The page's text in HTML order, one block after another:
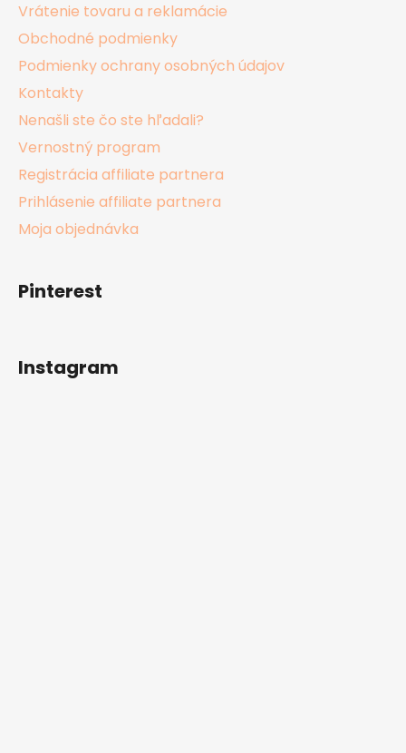
Vrátenie tovaru a reklamácie
Obchodné podmienky
Podmienky ochrany osobných údajov
Kontakty
Nenašli ste čo ste hľadali?
Vernostný program
Registrácia affiliate partnera
Prihlásenie affiliate partnera
Moja objednávka
Pinterest
Instagram